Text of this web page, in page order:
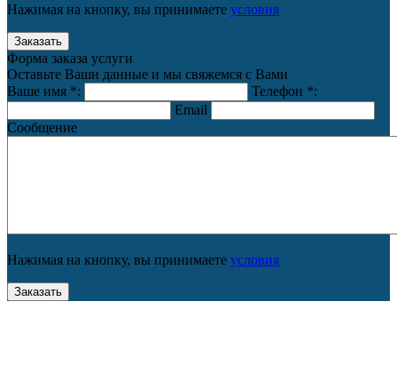
Нажимая на кнопку, вы принимаете условия
Форма заказа услуги
Оставьте Ваши данные и мы свяжемся с Вами
Ваше имя *: Телефон *:
Email
Сообщение
Нажимая на кнопку, вы принимаете условия